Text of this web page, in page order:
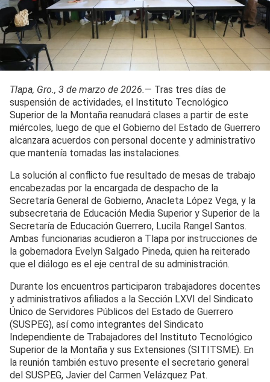
Tlapa, Gro., 3 de marzo de 2026.— Tras tres días de
suspensión de actividades, el Instituto Tecnológico
Superior de la Montaña reanudará clases a partir de este
miércoles, luego de que el Gobierno del Estado de Guerrero
alcanzara acuerdos con personal docente y administrativo
que mantenía tomadas las instalaciones.
La solución al conflicto fue resultado de mesas de trabajo
encabezadas por la encargada de despacho de la
Secretaría General de Gobierno, Anacleta López Vega, y la
subsecretaria de Educación Media Superior y Superior de la
Secretaría de Educación Guerrero, Lucila Rangel Santos.
Ambas funcionarias acudieron a Tlapa por instrucciones de
la gobernadora Evelyn Salgado Pineda, quien ha reiterado
que el diálogo es el eje central de su administración.
Durante los encuentros participaron trabajadores docentes
y administrativos afiliados a la Sección LXVI del Sindicato
Único de Servidores Públicos del Estado de Guerrero
(SUSPEG), así como integrantes del Sindicato
Independiente de Trabajadores del Instituto Tecnológico
Superior de la Montaña y sus Extensiones (SITITSME). En
la reunión también estuvo presente el secretario general
del SUSPEG, Javier del Carmen Velázquez Pat.